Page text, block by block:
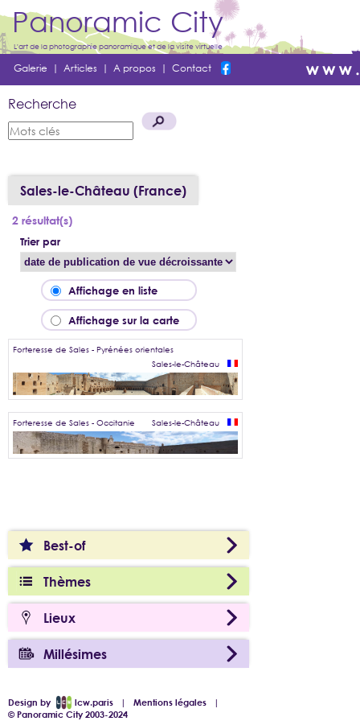
Panoramic City
L'art de la photographie panoramique et de la visite virtuelle
Galerie | Articles | A propos | Contact
Recherche
Best-of
Thèmes
Lieux
Millésimes
Sales-le-Château (France)
2 résultat(s)
Trier par
Affichage en liste
Affichage sur la carte
Forteresse de Sales - Pyrénées orientales
Sales-le-Château
Forteresse de Sales - Occitanie Sales-le-Château
Design by lcw.paris |Mentions légales |
© Panoramic City 2003-2024